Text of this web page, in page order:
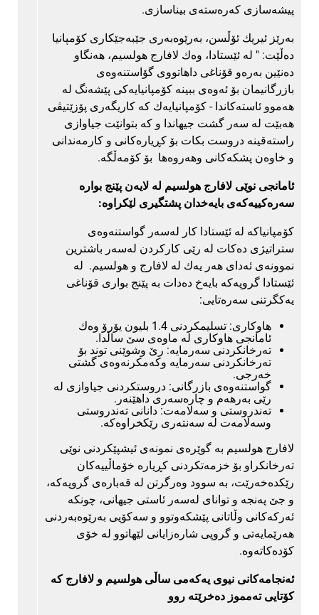
پیشه‌سازی كه‌ره‌سته‌ی بیناسازی.
به‌رێز ئیریك ئۆڵسن، به‌رێوه‌به‌ری جێبه‌جێكاری كۆمپانیا
ده‌ڵێت: " له‌ ئێستادا، وه‌ك لافارج هولسیم، هه‌نگاو
ده‌نێین به‌ره‌و قۆناغی داهاتووی گۆاستنه‌وه‌ی
بازرگانیمان بۆ ئه‌وه‌ی ببینه‌ كۆمپانیایه‌كی پێشه‌نگ له‌
هه‌موو ئاسته‌كاندا - كۆمپانیایه‌ك كه‌ كاریگه‌ری پۆزێتیڤی
هه‌بێت له‌ سه‌ر گشت جیهاندا و كه‌ بتوانێت جیاوازی
راسته‌قینه دروست بكات بۆ كڕیاره‌كانی و كارمه‌ندانی
و خاوه‌ن پشكه‌كانی وهه‌روه‌ها بۆ كۆمه‌ڵگه‌.
ئامانجی نوێی لافارج هولسیم له‌ لایه‌ن پێنج بواره‌
سه‌ره‌كییه‌كه‌ی بایه‌خدان پشتگیری لێكراوه‌:
كۆمپانیاكه‌ له‌ ئێستادا كار له‌سه‌ر گواستنه‌وه‌ی
ستراتیژی ده‌كات له‌ رێی كاركردن له‌سه‌ر باشترین
نموونه‌ی ئه‌دای هه‌ر یه‌ك له‌ لافارج و هولسیم. له‌
ئێستادا گروپه‌كه‌ بایه‌خ ده‌دات به‌ پێنج بواری قۆناغی
یه‌كگرتنی سه‌ره‌تایی:
هاوكاری: تسلیمكردنی 1.4 بلیون یۆرۆ وه‌ك
ئامانجی هاوكاری له‌ ماوه‌ی سێ ساڵدا.
ته‌رخانكردنی سه‌رمایه‌: رێ وشوێنی توند بۆ
ته‌رخانكردنی سه‌رمایه‌ وكه‌مكرنه‌وه‌ی گشتی
خه‌رجی.
گواستنه‌وه‌ی بازرگانی: دروستكردنی جیاوازی له‌
رێی به‌رهه‌م و چاره‌سه‌ری داهێنه‌ر.
ته‌ندروستی و سه‌لامه‌ت: دانانی ته‌ندروستی
وسه‌لامه‌ت له‌ سه‌نته‌ری رێكخراوه‌كه‌.
لافارج هولسیم به‌ گوێره‌ی نمونه‌ی ئیشپێكردنی نوێی
ته‌رخانكراو بۆ خزمه‌تكردنی كڕیاره‌ خۆماڵییه‌كان
رێكده‌خه‌رێت، به‌ سوود وه‌رگرتن له‌ قه‌باره‌ی گروپه‌كه‌،
و جێ په‌نجه و توانای له‌سه‌ر ئاستی جیهانی، چونكه‌
ئه‌ركه‌كانی وڵاتانی پێشكه‌وتوو و سه‌كۆیی به‌رێوه‌به‌ردنی
هه‌رێمایه‌تی و گروپی شاره‌زایانی لێهاتوو له‌ خۆی
كۆده‌كاته‌وه.
ئه‌نجامه‌كانی نیوی یه‌كه‌می ساڵی هولسیم و لافارج كه‌
كۆتایی ته‌مموز ده‌خرێته‌ روو